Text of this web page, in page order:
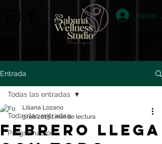
Iniciar
Entrada
Todas las entradas
Programación
Todas las entradas
FEBRERO LLEGA
Liliana Lozano
3 feb 20191 min de lectura